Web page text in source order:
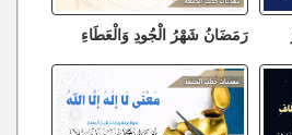
رَمَضَانُ شَهْرُ الْجُودِ وَالْعَطَاءِ